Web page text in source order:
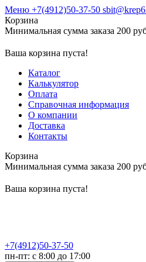
Меню +7(4912)50-37-50
Корзина
Минимальная сумма заказа 200
Ваша корзина пуста!
Каталог
Калькулятор
Оплата
Справочная информация
О компании
Доставка
Контакты
Корзина
Минимальная сумма заказа 200
Ваша корзина пуста!
+7(4912)50-37-50
пн-пт: с 8:00 до 17:00